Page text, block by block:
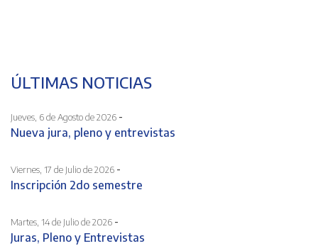
ÚLTIMAS NOTICIAS
Jueves, 6 de Agosto de 2026 -
Nueva jura, pleno y entrevistas
Viernes, 17 de Julio de 2026 -
Inscripción 2do semestre
Martes, 14 de Julio de 2026 -
Juras, Pleno y Entrevistas